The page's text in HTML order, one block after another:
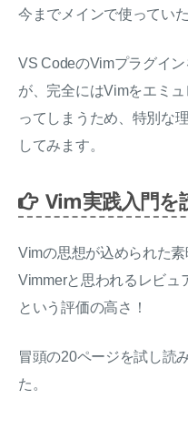
今までメインで使ってい
VS CodeのVimプラグイ
が、完全にはVimをエミ
ってしまうため、特別な
してみます。
Vim実践入門を
Vimの思想が込められた素
Vimmerと思われるレビ
という評価の高さ！
冒頭の20ページを試し読
た。